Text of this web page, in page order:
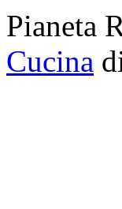
Pianeta
Cucina